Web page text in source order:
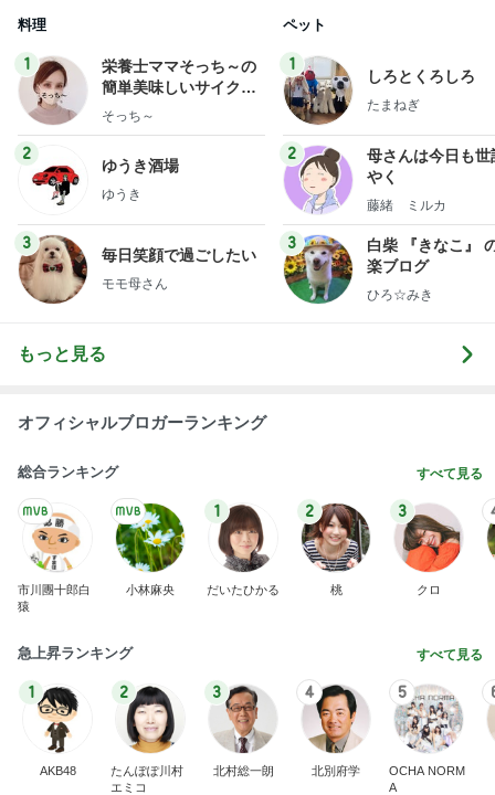
料理
1
栄養士ママそっち～の
簡単美味しいサイクル
献立
そっち～
2
ゆうき酒場
ゆうき
3
毎日笑顔で過ごしたい
モモ母さん
ペット
1
しろとくろしろ
たまねぎ
2
母さんは今日も世
やく
藤緒 ミルカ
3
白柴 『きなこ』
楽ブログ
ひろ☆みき
もっと見る
オフィシャルブロガーランキング
総合ランキング すべて見る
市川團十郎白
猿
小林麻央
1
だいたひかる
2
桃
3
クロ
急上昇ランキング すべて見る
1
AKB48
2
たんぽぽ川村
エミコ
3
北村総一朗
4
北別府学
5
OCHA NORM
A